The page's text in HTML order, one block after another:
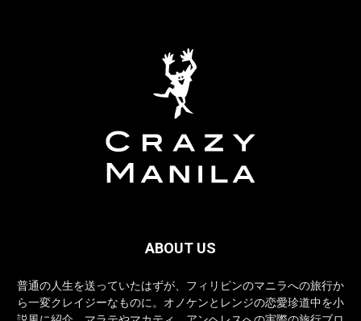
ABOUT US
普通の人生を送っていたはずが、フィリピンのマニラへの旅行か
ら一変クレイジーなものに。オノケンとレンジの恋愛珍道中を小